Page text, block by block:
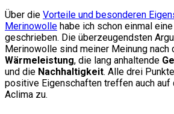
Über die Vorteile und besonderen
Merinowolle habe ich schon einmal
geschrieben. Die überzeugendsten
Merinowolle sind meiner Meinung nach
Wärmeleistung, die lang anhaltende
und die Nachhaltigkeit. Alle drei
positive Eigenschaften treffen auch auf
Aclima zu.